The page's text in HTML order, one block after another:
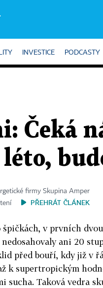
INVESTICE PODCASTY
Čeká
firmy Skupina Amper
PŘEHRÁT ČLÁNEK
v prvních
ani 20
před bouří, kdy již v
k supertropickým
sucha. Taková vedra